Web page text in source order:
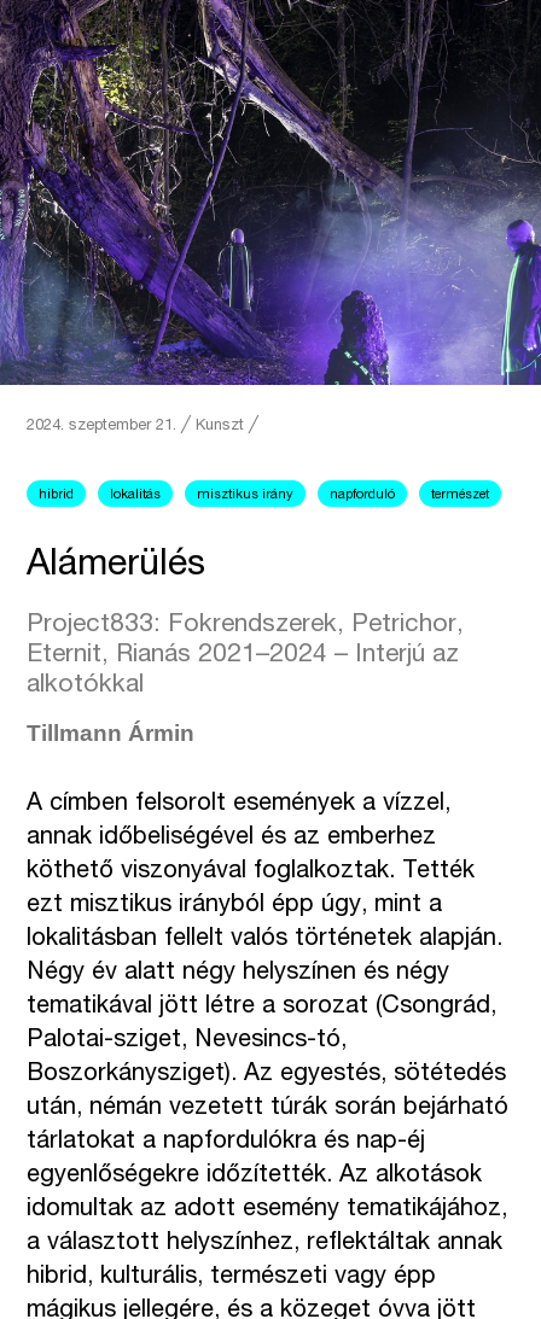
2024. szeptember 21. ╱ Kunszt ╱
hibrid lokalitás misztikus irány napforduló természet
Alámerülés
Project833: Fokrendszerek, Petrichor,
Eternit, Rianás 2021–2024 – Interjú az
alkotókkal
Tillmann Ármin
A címben felsorolt események a vízzel,
annak időbeliségével és az emberhez
köthető viszonyával foglalkoztak. Tették
ezt misztikus irányból épp úgy, mint a
lokalitásban fellelt valós történetek alapján.
Négy év alatt négy helyszínen és négy
tematikával jött létre a sorozat (Csongrád,
Palotai-sziget, Nevesincs-tó,
Boszorkánysziget). Az egyestés, sötétedés
után, némán vezetett túrák során bejárható
tárlatokat a napfordulókra és nap-éj
egyenlőségekre időzítették. Az alkotások
idomultak az adott esemény tematikájához,
a választott helyszínhez, reflektáltak annak
hibrid, kulturális, természeti vagy épp
mágikus jellegére, és a közeget óvva jött